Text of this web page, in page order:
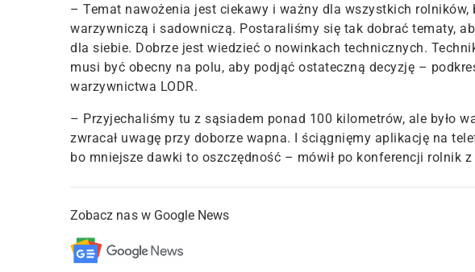
– Temat nawożenia jest ciekawy i ważny dla wszystkich rolników,
warzywniczą i sadowniczą. Postaraliśmy się tak dobrać tematy,
dla siebie. Dobrze jest wiedzieć o nowinkach technicznych.
musi być obecny na polu, aby podjąć ostateczną decyzję –
warzywnictwa LODR.
– Przyjechaliśmy tu z sąsiadem ponad 100 kilometrów, ale było
zwracał uwagę przy doborze wapna. I ściągnięmy aplikację na
bo mniejsze dawki to oszczędność – mówił po konferencji rolnik
Zobacz nas w Google News